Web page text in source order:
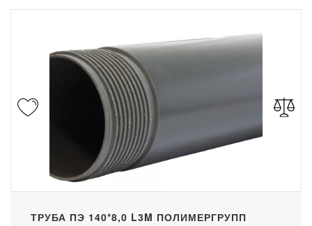
ТРУБА ПЭ 140*8,0 L3M ПОЛИМЕРГРУПП